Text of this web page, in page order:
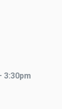
3:30pm